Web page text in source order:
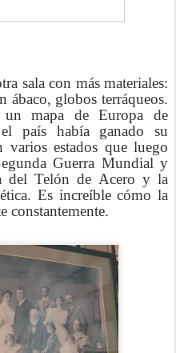
sala con más materiales:
ábaco, globos terráqueos.
un mapa de Europa de
país había ganado su
varios estados que luego
Guerra Mundial y
del Telón de Acero y la
Es increíble cómo la
constantemente.